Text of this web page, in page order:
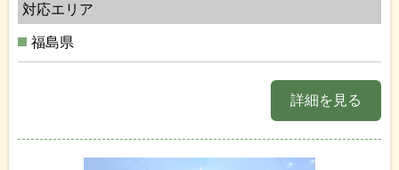
対応エリア
福島県
詳細を見る